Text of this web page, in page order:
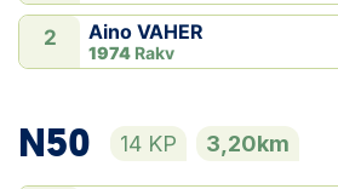
2 Aino VAHER
1974 Rakv
N50 14 KP 3,20km